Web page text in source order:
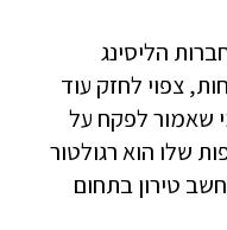
הליסינג
צפוי לחזק עוד
שאמור לפקח על
שלו הוא רגולטור
טירון בתחום